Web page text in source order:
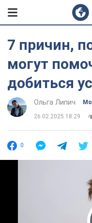
7 причин,
могут
добиться
Ольга Липич
26.02.2025 18:29
0